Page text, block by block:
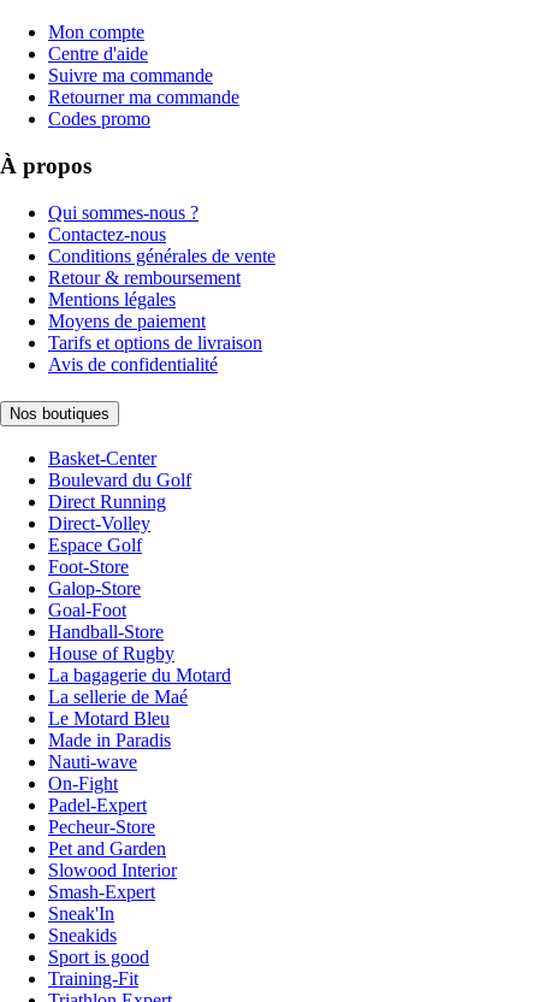
Mon compte
Centre d'aide
Suivre ma commande
Retourner ma commande
Codes promo
À propos
Qui sommes-nous ?
Contactez-nous
Conditions générales de vente
Retour & remboursement
Mentions légales
Moyens de paiement
Tarifs et options de livraison
Avis de confidentialité
Nos boutiques
Basket-Center
Boulevard du Golf
Direct Running
Direct-Volley
Espace Golf
Foot-Store
Galop-Store
Goal-Foot
Handball-Store
House of Rugby
La bagagerie du Motard
La sellerie de Maé
Le Motard Bleu
Made in Paradis
Nauti-wave
On-Fight
Padel-Expert
Pecheur-Store
Pet and Garden
Slowood Interior
Smash-Expert
Sneak'In
Sneakids
Sport is good
Training-Fit